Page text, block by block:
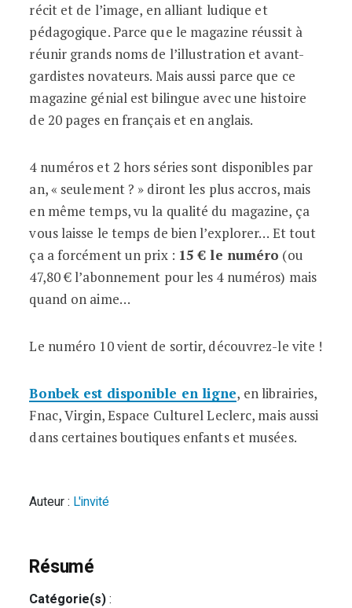
récit et de l’image, en alliant ludique et
pédagogique. Parce que le magazine réussit à
réunir grands noms de l’illustration et avant-
gardistes novateurs. Mais aussi parce que ce
magazine génial est bilingue avec une histoire
de 20 pages en français et en anglais.
4 numéros et 2 hors séries sont disponibles par
an, « seulement ? » diront les plus accros, mais
en même temps, vu la qualité du magazine, ça
vous laisse le temps de bien l’explorer… Et tout
ça a forcément un prix : 15 € le numéro (ou
47,80 € l’abonnement pour les 4 numéros) mais
quand on aime…
Le numéro 10 vient de sortir, découvrez-le vite !
Bonbek est disponible en ligne, en librairies,
Fnac, Virgin, Espace Culturel Leclerc, mais aussi
dans certaines boutiques enfants et musées.
Auteur : L'invité
Résumé
Catégorie(s):